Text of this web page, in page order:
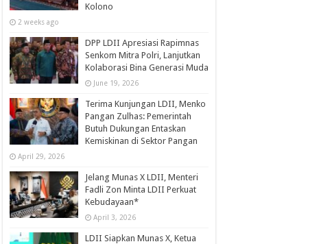
Kolono
2 weeks ago
DPP LDII Apresiasi Rapimnas
Senkom Mitra Polri, Lanjutkan
Kolaborasi Bina Generasi Muda
June 19, 2026
Terima Kunjungan LDII, Menko
Pangan Zulhas: Pemerintah
Butuh Dukungan Entaskan
Kemiskinan di Sektor Pangan
April 29, 2026
Jelang Munas X LDII, Menteri
Fadli Zon Minta LDII Perkuat
Kebudayaan*
April 3, 2026
LDII Siapkan Munas X, Ketua